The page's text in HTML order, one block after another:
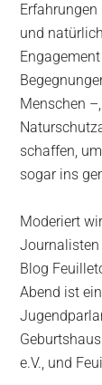
und
Menschen
schaffen,
sogar ins
Moderiert
Journalisten
Blog
Abend ist
e.V., und